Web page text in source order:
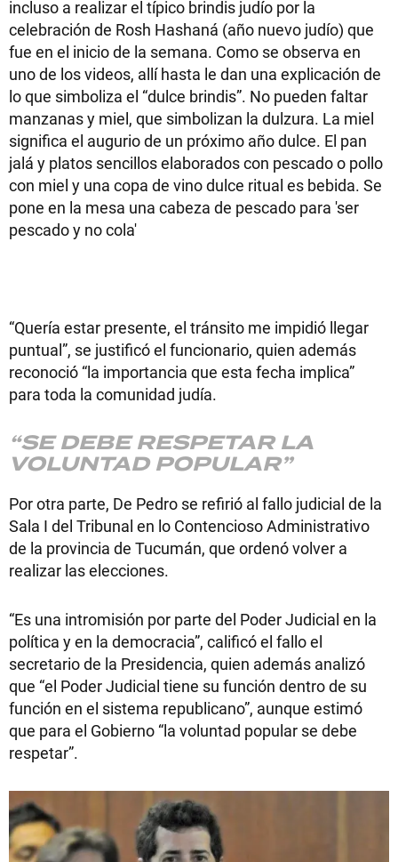
incluso a realizar el típico brindis judío por la
celebración de Rosh Hashaná (año nuevo judío) que
fue en el inicio de la semana. Como se observa en
uno de los videos, allí hasta le dan una explicación de
lo que simboliza el “dulce brindis”. No pueden faltar
manzanas y miel, que simbolizan la dulzura. La miel
significa el augurio de un próximo año dulce. El pan
jalá y platos sencillos elaborados con pescado o pollo
con miel y una copa de vino dulce ritual es bebida. Se
pone en la mesa una cabeza de pescado para 'ser
pescado y no cola'
“Quería estar presente, el tránsito me impidió llegar
puntual”, se justificó el funcionario, quien además
reconoció “la importancia que esta fecha implica”
para toda la comunidad judía.
“SE DEBE RESPETAR LA
VOLUNTAD POPULAR”
Por otra parte, De Pedro se refirió al fallo judicial de la
Sala I del Tribunal en lo Contencioso Administrativo
de la provincia de Tucumán, que ordenó volver a
realizar las elecciones.
“Es una intromisión por parte del Poder Judicial en la
política y en la democracia”, calificó el fallo el
secretario de la Presidencia, quien además analizó
que “el Poder Judicial tiene su función dentro de su
función en el sistema republicano”, aunque estimó
que para el Gobierno “la voluntad popular se debe
respetar”.